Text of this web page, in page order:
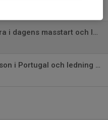
Ny Bronsmedalj för Elvira i dagens masstart och ledning i Världscupen
EM Brons till Elvira Larsson i Portugal och ledning i Världscupen